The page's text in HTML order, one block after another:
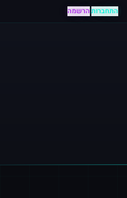
התחברות|הרשמה